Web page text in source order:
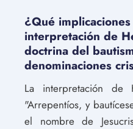
¿Qué
interpretación de
doctrina del
denominaciones
La interpretación
"Arrepentíos, y
el nombre de